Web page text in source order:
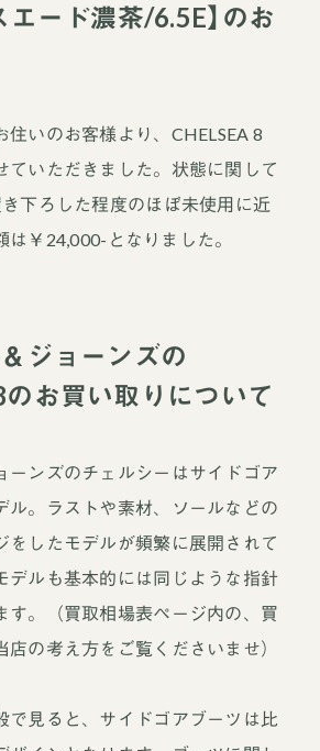
ード濃茶/6.5E】のお
住いのお客様より、CHELSEA 8
ていただきました。状態に関して
下ろした程度のほぼ未使用に近
は￥24,000-となりました。
ジョーンズの
のお買い取りについて
ーンズのチェルシーはサイドゴア
ル。ラストや素材、ソールなどの
をしたモデルが頻繁に展開されて
デルも基本的には同じような指針
す。（買取相場表ページ内の、買
の考え方をご覧くださいませ）
で見ると、サイドゴアブーツは比